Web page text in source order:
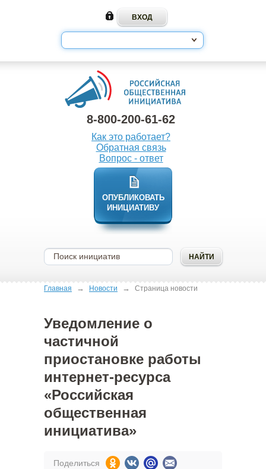
8-800-200-61-62
Как это работает?
Обратная связь
Вопрос - ответ
ОПУБЛИКОВАТЬ
ИНИЦИАТИВУ
Главная → Новости → Страница новости
Уведомление о
частичной
приостановке работы
интернет-ресурса
«Российская
общественная
инициатива»
Поделиться